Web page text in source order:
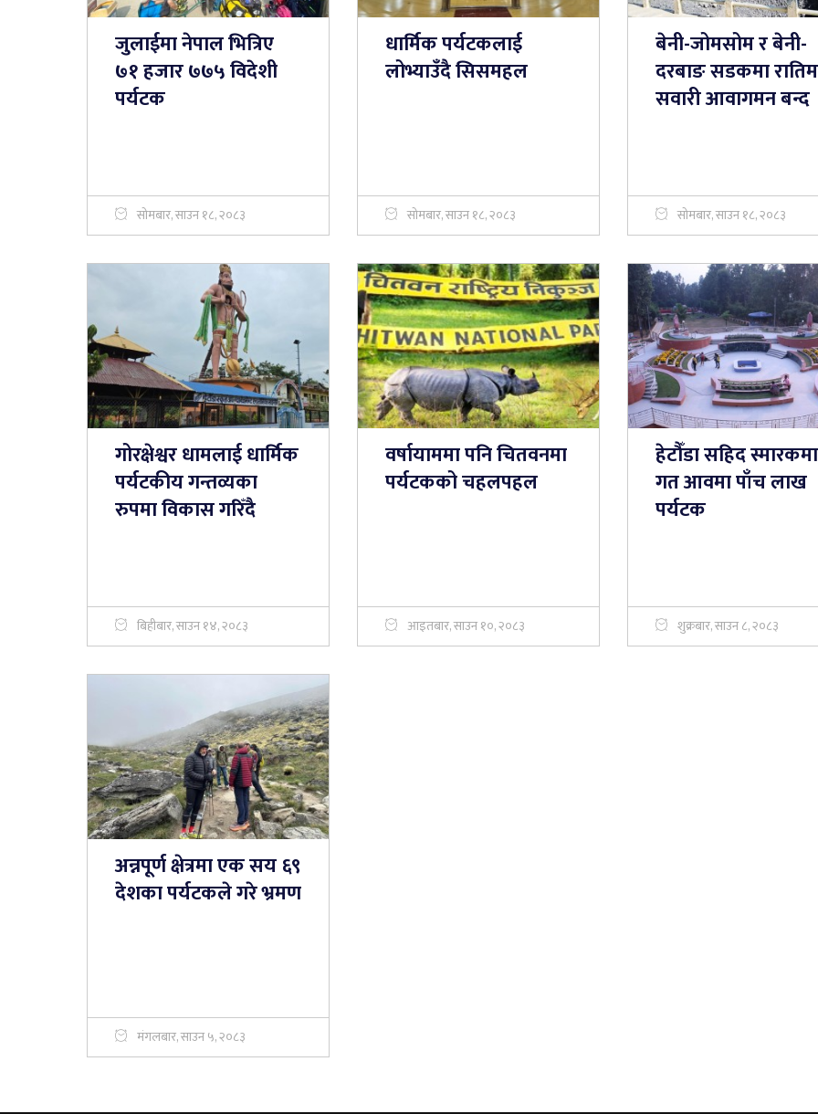
जुलाईमा नेपाल भित्रिए
७१ हजार ७७५ विदेशी
पर्यटक
सोमबार, साउन १८, २०८३
धार्मिक पर्यटकलाई
लोभ्याउँदै सिसमहल
सोमबार, साउन १८, २०८३
बेनी-जोमसोम र बेनी-
दरबाङ सडकमा
सवारी आवागमन बन्द
सोमबार, साउन १८, २०८३
गोरक्षेश्वर धामलाई धार्मिक
पर्यटकीय गन्तव्यका
रुपमा विकास गरिँदै
बिहीबार, साउन १४, २०८३
वर्षायाममा पनि चितवनमा
पर्यटकको चहलपहल
आइतबार, साउन १०, २०८३
हेटौँडा सहिद स्मारकमा
गत आवमा पाँच लाख
पर्यटक
शुक्रबार, साउन ८, २०८३
अन्नपूर्ण क्षेत्रमा एक सय ६९
देशका पर्यटकले गरे भ्रमण
मंगलबार, साउन ५, २०८३